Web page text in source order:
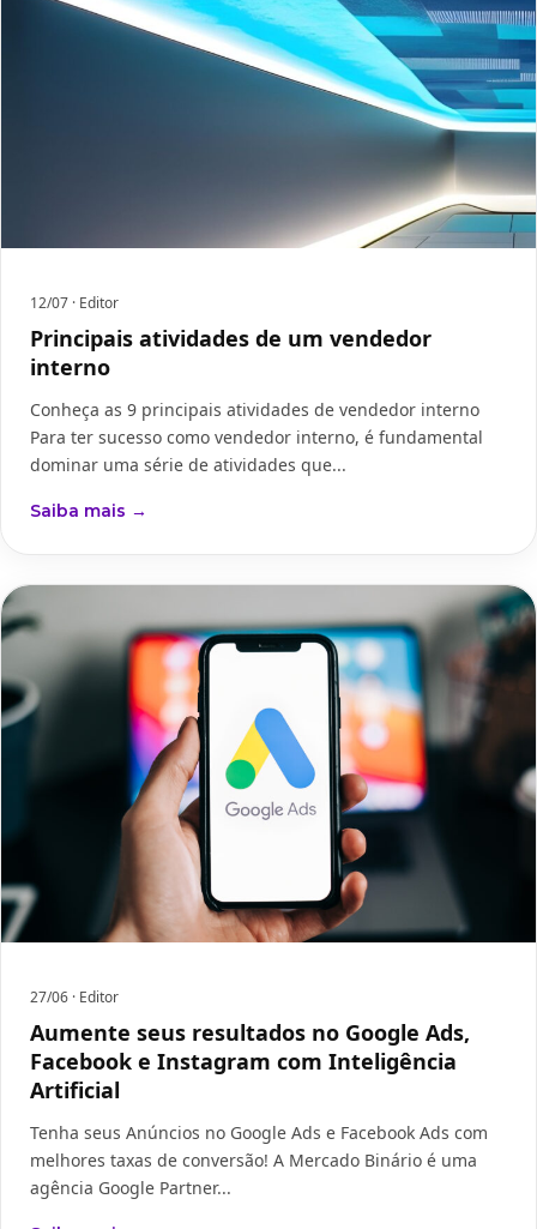
12/07 · Editor
Principais atividades de um vendedor
interno
Conheça as 9 principais atividades de vendedor interno
Para ter sucesso como vendedor interno, é fundamental
dominar uma série de atividades que...
Saiba mais →
27/06 · Editor
Aumente seus resultados no Google Ads,
Facebook e Instagram com Inteligência
Artificial
Tenha seus Anúncios no Google Ads e Facebook Ads com
melhores taxas de conversão! A Mercado Binário é uma
agência Google Partner...